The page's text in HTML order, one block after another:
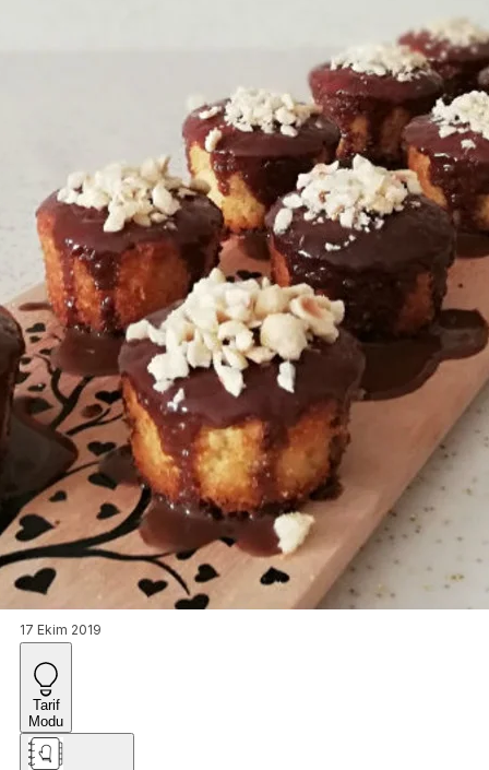
17 Ekim 2019
Tarif
Modu